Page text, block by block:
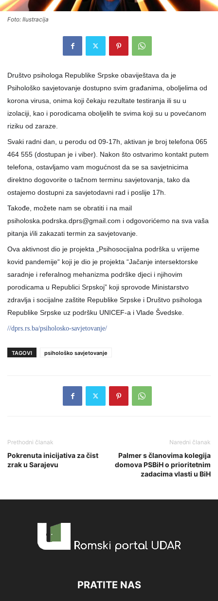
Foto: Ilustracija
Društvo psihologa Republike Srpske obaviještava da je
Psihološko savjetovanje dostupno svim građanima, oboljelima od
korona virusa, onima koji čekaju rezultate testiranja ili su u
izolaciji, kao i porodicama oboljelih te svima koji su u povećanom
riziku od zaraze.
Svaki radni dan, u perodu od 09-17h, aktivan je broj telefona 065
464 555 (dostupan je i viber). Nakon što ostvarimo kontakt putem
telefona, ostavljamo vam mogućnost da se sa savjetnicima
direktno dogovorite o tačnom terminu savjetovanja, tako da
ostajemo dostupni za savjetodavni rad i poslije 17h.
Takođe, možete nam se obratiti i na mail
psiholoska.podrska.dprs@gmail.com i odgovorićemo na sva vaša
pitanja i/ili zakazati termin za savjetovanje.
Ova aktivnost dio je projekta „Psihosocijalna podrška u vrijeme
kovid pandemije“ koji je dio je projekta “Jačanje intersektorske
saradnje i referalnog mehanizma podrške djeci i njihovim
porodicama u Republici Srpskoj” koji sprovode Ministarstvo
zdravlja i socijalne zaštite Republike Srpske i Društvo psihologa
Republike Srpske uz podršku UNICEF-a i Vlade Švedske.
//dprs.rs.ba/psiholosko-savjetovanje/
TAGOVI psihološko savjetovanje
Prethodni članak
Pokrenuta inicijativa za čist
zrak u Sarajevu
Naredni članak
Palmer s članovima kolegija
domova PSBiH o prioritetnim
zadacima vlasti u BiH
PRATITE NAS